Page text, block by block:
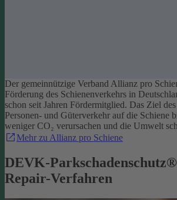
Der gemeinnützige Verband Allianz pro
Förderung des Schienenverkehrs in
schon seit Jahren Fördermitglied. Das Ziel
Personen- und Güterverkehr auf die Schiene
weniger CO₂ verursachen und die Umwelt
Mehr zu Allianz pro Schiene
DEVK-
Repair-Verfahren